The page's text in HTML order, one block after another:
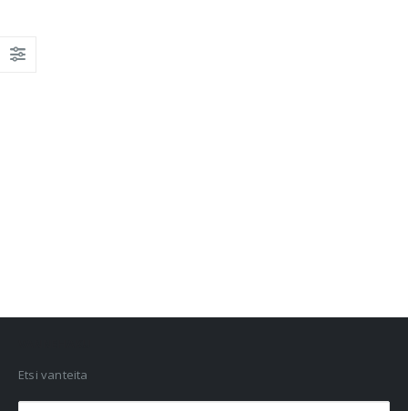
Etsi vanteita